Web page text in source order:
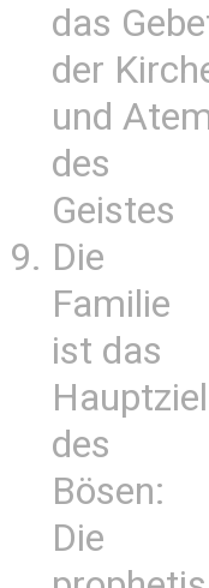
das
der
und
des
Geistes
Die
Familie
ist das
Hauptziel
des
Bösen:
Die